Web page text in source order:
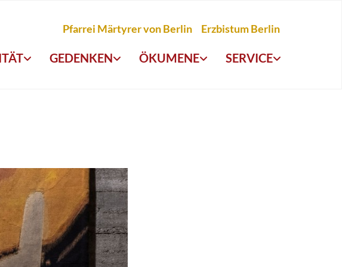
Pfarrei Märtyrer von Berlin Erzbistum Berlin
GEDENKEN ÖKUMENE SERVICE